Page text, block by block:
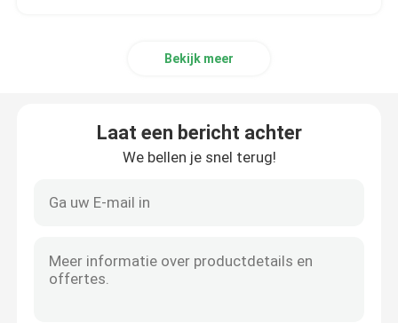
Bekijk meer
Laat een bericht achter
We bellen je snel terug!